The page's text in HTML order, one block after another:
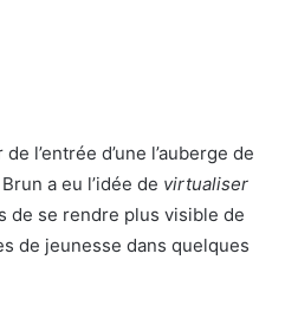
l’entrée d’une l’auberge de
a eu l’idée de virtualiser
de se rendre plus visible de
de jeunesse dans quelques